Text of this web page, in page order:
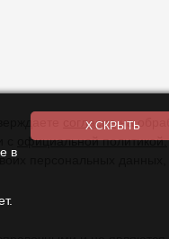
согласиена
с
официальной политикой.
персональных
в